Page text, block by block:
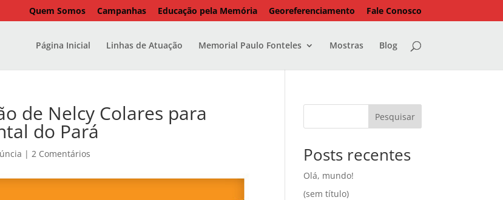
Quem Somos Campanhas Educação pela Memória Georeferenciamento Fale Conosco
Página Inicial Linhas de Atuação Memorial Paulo Fonteles Mostras Blog
de Nelcy Colares para
do Pará
|2 Comentários
Pesquisar
Posts recentes
Olá, mundo!
(sem título)